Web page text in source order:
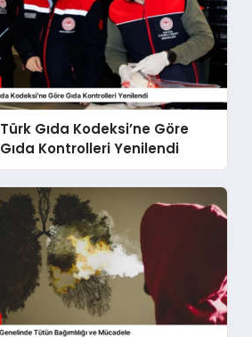
Türk Gıda Kodeksi’ne Göre
Gıda Kontrolleri Yenilendi